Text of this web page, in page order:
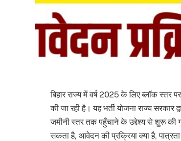
बिहार राज्य में वर्ष 2025 के लिए ब्लॉक
की जा रही है। यह भर्ती योजना राज्य सरकार
जमीनी स्तर तक पहुँचाने के उद्देश्य से शुरू
सकता है, आवेदन की प्रक्रिया क्या है,